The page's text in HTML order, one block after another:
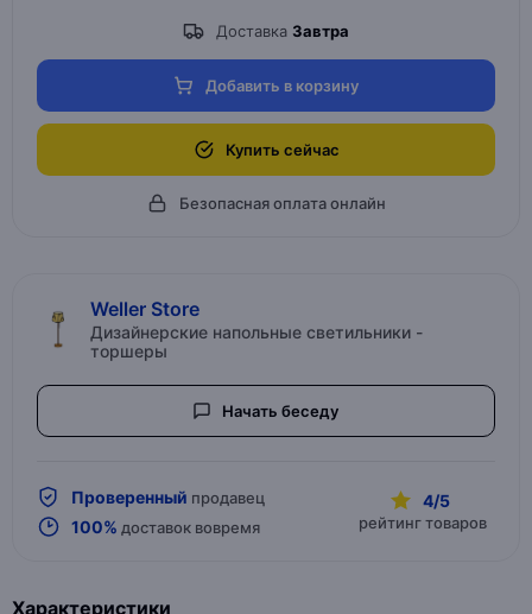
Доставка Завтра
Добавить в корзину
Купить сейчас
Безопасная оплата онлайн
Weller Store
Дизайнерские напольные светильники -
торшеры
Начать беседу
Проверенный продавец
100% доставок вовремя
4/5
рейтинг товаров
Характеристики